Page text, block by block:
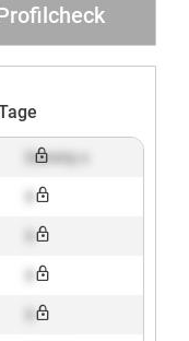
Dummy x